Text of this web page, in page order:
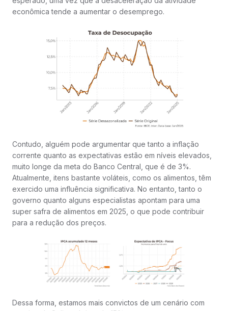
econômica tende a aumentar o desemprego.
Contudo, alguém pode argumentar que tanto a inflação
corrente quanto as expectativas estão em níveis elevados,
muito longe da meta do Banco Central, que é de 3%.
Atualmente, itens bastante voláteis, como os alimentos, têm
exercido uma influência significativa. No entanto, tanto o
governo quanto alguns especialistas apontam para uma
super safra de alimentos em 2025, o que pode contribuir
para a redução dos preços.
Dessa forma, estamos mais convictos de um cenário com